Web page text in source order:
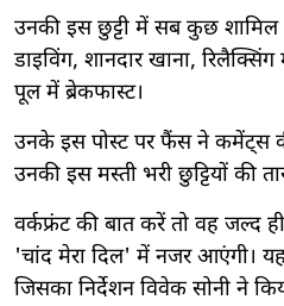
उनकी इस छुट्टी में सब कुछ
डाइविंग, शानदार खाना,
पूल में ब्रेकफास्ट।
उनके इस पोस्ट पर फैंस ने कमेंट्स
उनकी इस मस्ती भरी छुट्टियों की
वर्कफ्रंट की बात करें तो वह जल्द
'चांद मेरा दिल' में नजर आएंगी।
जिसका निर्देशन विवेक सोनी ने